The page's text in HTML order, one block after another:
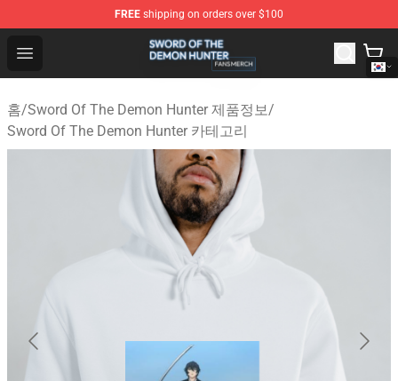
FREE shipping on orders over $100
Open menu
Sword Of The Demon Hunter Shop - Official Sword Of
홈/Sword Of The Demon Hunter 제품정보/
Sword Of The Demon Hunter 카테고리